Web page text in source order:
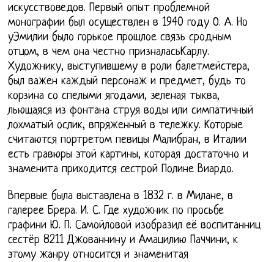
искусствоведов. Первый опыт проблемной
монографии был осуществлен в 1940 году О. А. Но
уЭмилии было горькое прошлое связь сродным
отцом, в чем она честно призналасьКарлу.
Художнику, выступившему в роли балетмейстера,
был важен каждый персонаж и предмет, будь то
корзина со спелыми ягодами, зеленая тыква,
льющаяся из фонтана струя воды или симпатичный
лохматый ослик, впряженный в тележку. Которые
считаются портретом певицы Малибран, в Италии
есть гравюры этой картины, которая достаточно и
знаменита приходится сестрой Полине Виардо.
Впервые была выставлена в 1832 г. в Милане, в
галерее Брера. И. С. Где художник по просьбе
графини Ю. П. Самойловой изобразил её воспитанниц
сестёр 8211 Джованнину и Амацилию Паччини, к
этому жанру относится и знаменитая